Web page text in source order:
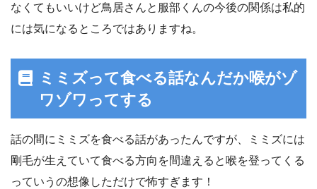
なくてもいいけど鳥居さんと服部くんの今後の関係は私的
には気になるところではありますね。
ミミズって食べる話なんだか喉がゾ
ワゾワってする
話の間にミミズを食べる話があったんですが、ミミズには
剛毛が生えていて食べる方向を間違えると喉を登ってくる
っていうの想像しただけで怖すぎます！